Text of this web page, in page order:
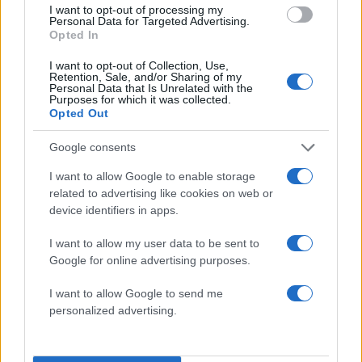
I want to opt-out of processing my
Personal Data for Targeted Advertising.
Opted In
I want to opt-out of Collection, Use,
Retention, Sale, and/or Sharing of my
Personal Data that Is Unrelated with the
Purposes for which it was collected.
Opted Out
Google consents
I want to allow Google to enable storage
related to advertising like cookies on web or
device identifiers in apps.
I want to allow my user data to be sent to
Google for online advertising purposes.
I want to allow Google to send me
personalized advertising.
«Ελπίδα για τη Δημοκρατία»
Canadair 515: Οι πρώτες εικόνες από την
επιχειρεί και τη νύχτα στα μέτωπα της
φωτιάς
Μεταφορές χρημάτων: Πότε μπορεί να
θεωρηθούν δωρεές και να επιβληθεί
φόρος – Τι ισχυεί για τις γονικές παροχές
τις φωτιές σε Αττική και Βοιωτία: «Από τα
ισχυρότερα επεισόδια των τελευταίων 50
χρόνων»
Aναστέλλονται τα τακτικά ραντεβού του
αγγειοχειρουργού του νοσοκομείου
Χανίων επειδή κλάπηκε το μηχανάκι του